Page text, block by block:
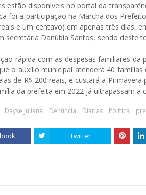
estão disponíveis no portal da
foi a participação na Marcha dos
e um centavo) em apenas três dias,
secretária Danúbia Santos, sendo deste
rápida com as despesas familiares
o auxílio municipal atenderá 40
de R$ 200 reais, e custará a
da prefeita em 2022 já ultrapassam a
Dayse Juliana Denúncia Diárias Política
Twitter